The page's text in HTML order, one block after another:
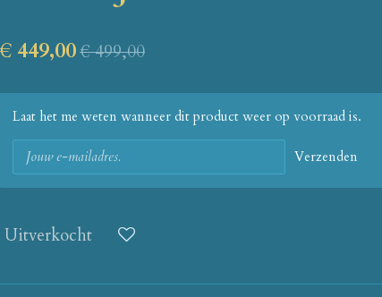
€ 449,00€ 499,00
Laat het me weten wanneer dit product weer op voorraad is.
Verzenden
Uitverkocht